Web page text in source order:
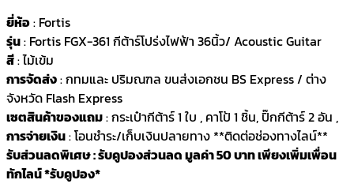
ยี่ห้อ: Fortis
รุ่น: Fortis FGX-361 กีต้าร์โปร่งไฟฟ้า 36นิ้ว/ Acoustic Guitar
สี: ไม้เข้ม
การจัดส่ง: กทมและ ปริมณฑล ขนส่งเอกชน BS Express / ต่าง
จังหวัด Flash Express
เซตสินค้าของแถม: กระเป๋ากีต้าร์ 1 ใบ , คาโป้ 1 ชิ้น, ปิ๊กกีต้าร์ 2 อัน ,
การจ่ายเงิน: โอนชำระ/เก็บเงินปลายทาง **ติดต่อช่องทางไลน์**
รับส่วนลดพิเศษ : รับคูปองส่วนลด มูลค่า 50 บาท เพียงเพิ่มเพื่อน
ทักไลน์ *รับคูปอง*